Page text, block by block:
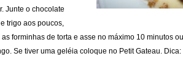
Junte o chocolate
trigo aos poucos,
forminhas de torta e asse no máximo 10 minutos
Se tiver uma geléia coloque no Petit Gateau.